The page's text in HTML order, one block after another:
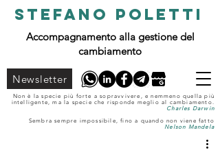
STEFANO POLETTI
Accompagnamento alla gestione del
cambiamento
Newsletter
Non è la specie più forte a sopravvivere, e nemmeno quella più
intelligente, ma la specie che risponde meglio al cambiamento.
Charles Darwin
Sembra sempre impossibile, fino a quando non viene fatto
Nelson Mandela